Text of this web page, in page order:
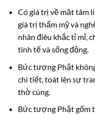
Có giá trị về măt tâm
giá trị thẩm mỹ và
nhân điêu khắc tỉ mỉ,
tinh tế và sống động.
Bức tượng Phật
chi tiết, toát lên sự
thờ cúng.
Bức tượng Phật gốm